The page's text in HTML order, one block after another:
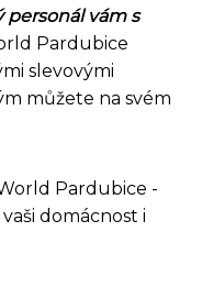
vám s
Pardubice
slevovými
můžete na svém
Pardubice -
domácnost i